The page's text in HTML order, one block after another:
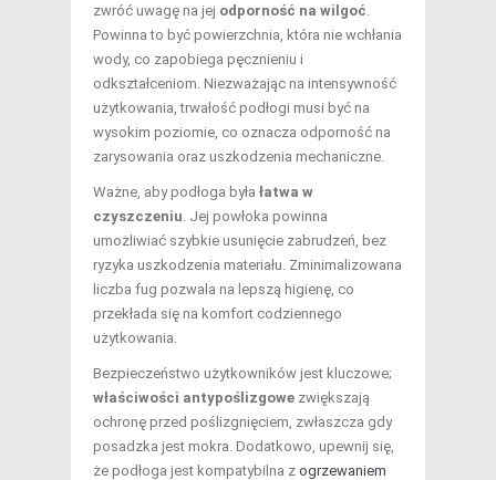
zwróć uwagę na jej odporność na wilgoć
Powinna to być powierzchnia, która nie wchłania
wody, co zapobiega pęcznieniu i
odkształceniom. Niezważając na intensywność
użytkowania, trwałość podłogi musi być na
wysokim poziomie, co oznacza odporność na
zarysowania oraz uszkodzenia mechaniczne.
Ważne, aby podłoga była łatwa w
czyszczeniu . Jej powłoka powinna
umożliwiać szybkie usunięcie zabrudzeń, bez
ryzyka uszkodzenia materiału. Zminimalizowana
liczba fug pozwala na lepszą higienę, co
przekłada się na komfort codziennego
użytkowania.
Bezpieczeństwo użytkowników jest kluczowe;
właściwości antypoślizgowe zwiększają
ochronę przed poślizgnięciem, zwłaszcza gdy
posadzka jest mokra. Dodatkowo, upewnij się,
że podłoga jest kompatybilna z ogrzewaniem